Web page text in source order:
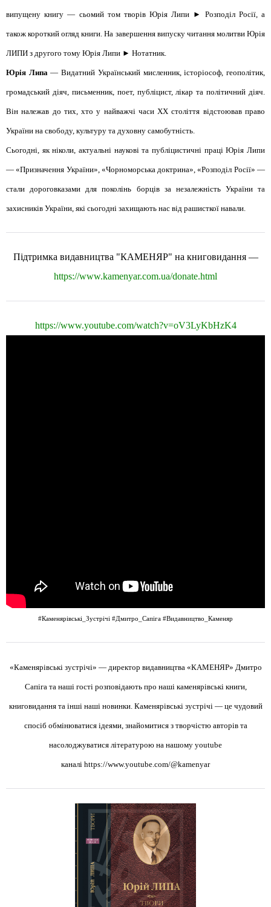
випущену книгу — сьомий том творів Юрія Липи ► Розподіл Росії, а
також короткий огляд книги. На завершення випуску читання молитви Юрія
ЛИПИ з другого тому Юрія Липи ► Нотатник.
Юрія Липа— Видатний Український мисленник, історіософ, геополітик,
громадський діяч, письменник, поет, публіцист, лікар та політичний діяч.
Він належав до тих, хто у найважчі часи XX століття відстоював право
України на свободу, культуру та духовну самобутність.
Сьогодні, як ніколи, актуальні наукові та публіцистичні праці Юрія Липи
— «Призначення України», «Чорноморська доктрина», «Розподіл Росії» —
стали дороговказами для поколінь борців за незалежність України та
захисників України, які сьогодні захищають нас від рашисткої навали.
Підтримка видавництва "КАМЕНЯР" на книговидання —
https://www.kamenyar.com.ua/donate.html
https://www.youtube.com/watch?v=oV3LyKbHzK4
#Каменярівські_Зустрічі #Дмитро_Сапіга #Видавництво_Каменяр
«Каменярівські зустрічі» — директор видавництва «КАМЕНЯР» Дмитро
Сапіга та наші гості розповідають про наші каменярівські книги,
книговидання та інші наші новинки. Каменярівські зустрічі — це чудовий
спосіб обмінюватися ідеями, знайомитися з творчістю авторів та
насолоджуватися літературою на нашому youtube
каналі https://www.youtube.com/@kamenyar